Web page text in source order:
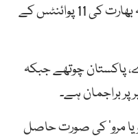
ساتھ پہلی پوزیشن برقرار ہے جبکہ بھارت کی 11 پوائنٹس کے
پاکستان چوتھے جبکہ
پر براجمان ہے۔
یا مرو‘ کی صورت حاصل